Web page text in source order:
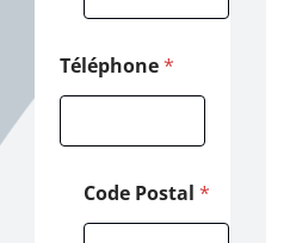
Téléphone*
Code Postal *